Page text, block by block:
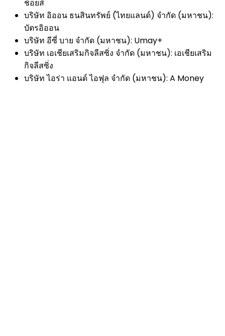
ช้อยส์
บริษัท อิออน ธนสินทรัพย์ (ไทยแลนด์) จำกัด (มหาชน):
บัตรอิออน
บริษัท อีซี่ บาย จำกัด (มหาชน): Umay+
บริษัท เอเชียเสริมกิจลีสซิ่ง จำกัด (มหาชน): เอเชียเสริม
กิจลีสซิ่ง
บริษัท ไอร่า แอนด์ ไอฟุล จำกัด (มหาชน): A Money